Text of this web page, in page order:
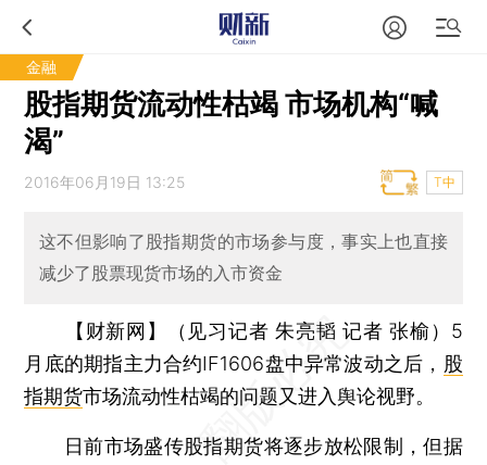
金融
股指期货流动性枯竭 市场机构“喊
渴”
2016年06月19日 13:25 T中
这不但影响了股指期货的市场参与度，事实上也直接
减少了股票现货市场的入市资金
【财新网】（见习记者 朱亮韬 记者 张榆） 5
月底的期指主力合约IF1606盘中异常波动之后， 股
指期货市场流动性枯竭的问题又进入舆论视野。
日前市场盛传股指期货将逐步放松限制，但据